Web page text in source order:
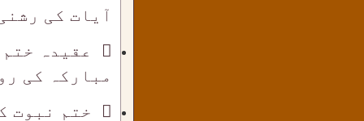
آیات کی
عقیدہ
مبارکہ کی
ختم نبوت